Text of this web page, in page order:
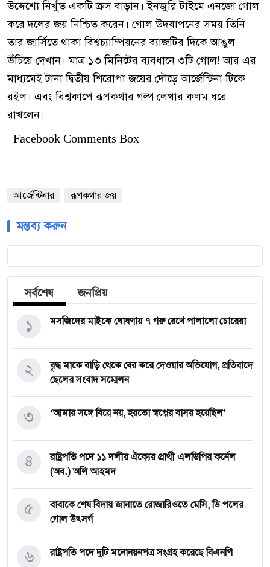
উদ্দেশ্যে নিখুঁত একটি ক্রস বাড়ান। ইনজুরি টাইমে এনজো গোল
করে দলের জয় নিশ্চিত করেন। গোল উদযাপনের সময় তিনি
তার জার্সিতে থাকা বিশ্বচ্যাম্পিয়নের ব্যাজটির দিকে আঙুল
উঁচিয়ে দেখান। মাত্র ১৩ মিনিটের ব্যবধানে ৩টি গোল! আর এর
মাধ্যমেই টানা দ্বিতীয় শিরোপা জয়ের দৌড়ে আর্জেন্টিনা টিকে
রইল। এবং বিশ্বকাপে রূপকথার গল্প লেখার কলম ধরে
রাখলেন।
Facebook Comments Box
আর্জেন্টিনার রূপকথার জয়
মন্তব্য করুন
সর্বশেষ জনপ্রিয়
মসজিদের মাইকে ঘোষণায় ৭ গরু রেখে পালালো চোরেরা
১
বৃদ্ধ মাকে বাড়ি থেকে বের করে দেওয়ার অভিযোগ, প্রতিবাদে
ছেলের সংবাদ সম্মেলন
২
‘আমার সঙ্গে বিয়ে নয়, হয়তো স্বপ্নের বাসর হয়েছিল’
৩
রাষ্ট্রপতি পদে ১১ দলীয় ঐক্যের প্রার্থী এলডিপির কর্নেল
(অব.) অলি আহমদ
৪
বাবাকে শেষ বিদায় জানাতে রোজারিওতে মেসি, ডি পলের
গোল উৎসর্গ
৫
রাষ্ট্রপতি পদে দুটি মনোনয়নপত্র সংগ্রহ করেছে বিএনপি
৬